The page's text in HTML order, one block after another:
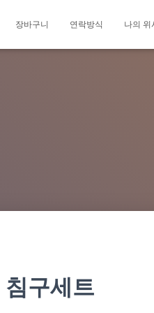
장바구니 연락방식 나의 위
구세트